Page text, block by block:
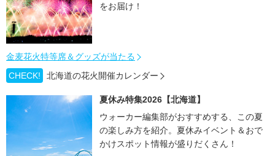
をお届け！
金麦花火特等席＆グッズが当たる
CHECK!
北海道の花火開催カレンダー
夏休み特集2026【北海道】
ウォーカー編集部がおすすめする、この夏
の楽しみ方を紹介。夏休みイベント＆おで
かけスポット情報が盛りだくさん！